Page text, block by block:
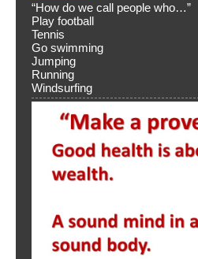
“How do we call people who…”
Play football
Tennis
Go swimming
Jumping
Running
Windsurfing